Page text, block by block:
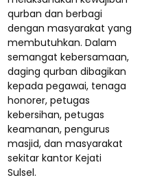
qurban dan berbagi
dengan masyarakat yang
membutuhkan. Dalam
semangat kebersamaan,
daging qurban dibagikan
kepada pegawai, tenaga
honorer, petugas
kebersihan, petugas
keamanan, pengurus
masjid, dan masyarakat
sekitar kantor Kejati
Sulsel.